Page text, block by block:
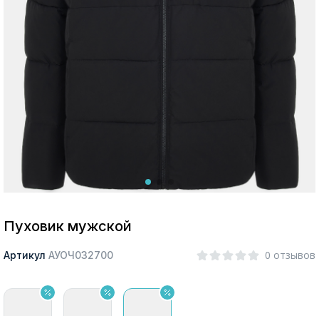
Да, все верно
О компании
Пуховик мужской
Артикул АУОЧ032700 0 отзывов